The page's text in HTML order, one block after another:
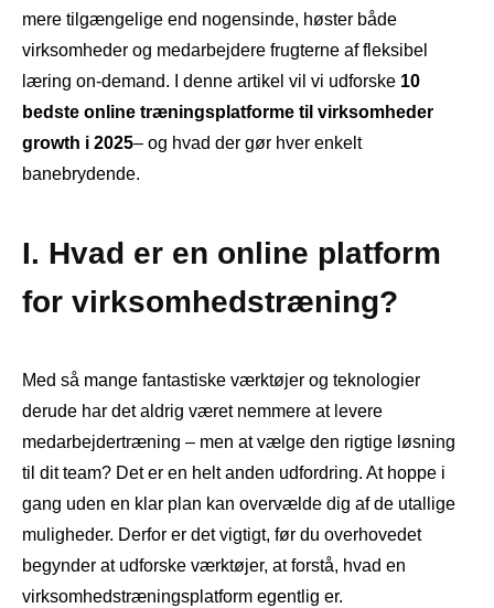
mere tilgængelige end nogensinde, høster både
virksomheder og medarbejdere frugterne af fleksibel
læring on-demand. I denne artikel vil vi udforske 10
bedste online træningsplatforme til virksomheder
growth i 2025– og hvad der gør hver enkelt
banebrydende.
I. Hvad er en online platform
for virksomhedstræning?
Med så mange fantastiske værktøjer og teknologier
derude har det aldrig været nemmere at levere
medarbejdertræning – men at vælge den rigtige løsning
til dit team? Det er en helt anden udfordring. At hoppe i
gang uden en klar plan kan overvælde dig af de utallige
muligheder. Derfor er det vigtigt, før du overhovedet
begynder at udforske værktøjer, at forstå, hvad en
virksomhedstræningsplatform egentlig er.